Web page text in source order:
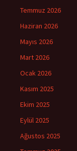
Temmuz 2026
Haziran 2026
Mayıs 2026
Mart 2026
Ocak 2026
Kasım 2025
Ekim 2025
Eylül 2025
Ağustos 2025